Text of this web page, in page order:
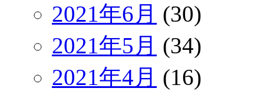
2021年6月 (30)
2021年5月 (34)
2021年4月 (16)